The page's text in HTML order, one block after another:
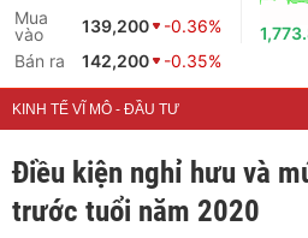
Mua
vào
139,200
-0.36%
Bán ra
142,200 -0.35%
KINH TẾ VĨ MÔ - ĐẦU TƯ
Điều kiện nghỉ hưu và
trước tuổi năm 2020